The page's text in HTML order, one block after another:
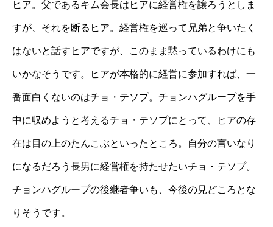
ヒア。父であるキム会長はヒアに経営権を譲ろうとしま
すが、それを断るヒア。経営権を巡って兄弟と争いたく
はないと話すヒアですが、このまま黙っているわけにも
いかなそうです。ヒアが本格的に経営に参加すれば、一
番面白くないのはチョ・テソプ。チョンハグループを手
中に収めようと考えるチョ・テソプにとって、ヒアの存
在は目の上のたんこぶといったところ。自分の言いなり
になるだろう長男に経営権を持たせたいチョ・テソプ。
チョンハグループの後継者争いも、今後の見どころとな
りそうです。